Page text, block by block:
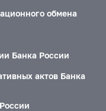
обмена
Банка России
актов Банка